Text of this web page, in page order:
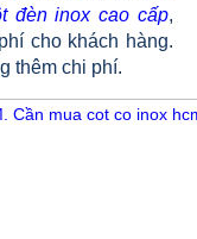
đèn inox cao cấp,
cho khách hàng.
thêm chi phí.